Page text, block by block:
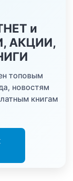
и
АКЦИИ,
топовым
новостям
книгам